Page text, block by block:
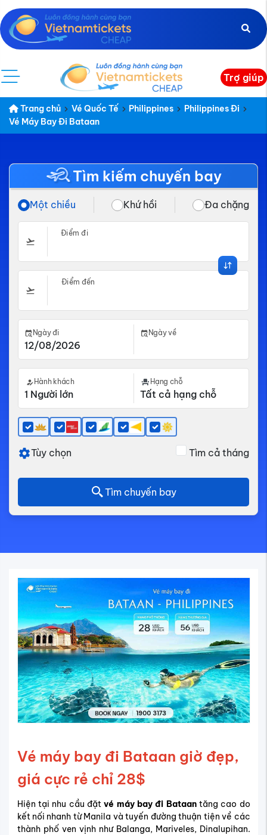
Trợ giúp
Trang chủ Vé Quốc Tế Philippines
Philippines Đi
Vé Máy Bay Đi Bataan
Tìm kiếm chuyến bay
Một chiều Khứ hồi Đa chặng
Điểm đi
Điểm đến
Ngày đi Ngày về
Hành khách Hạng chỗ
Tùy chọn Tìm cả tháng
Tìm chuyến bay
Vé máy bay đi Bataan giờ đẹp,
giá cực rẻ chỉ 28$
Hiện tại nhu cầu đặtvé máy bay đi Bataantăng cao do
kết nối nhanh từ Manila và tuyến đường thuận tiện về các
thành phố ven vịnh như Balanga, Mariveles, Dinalupihan.